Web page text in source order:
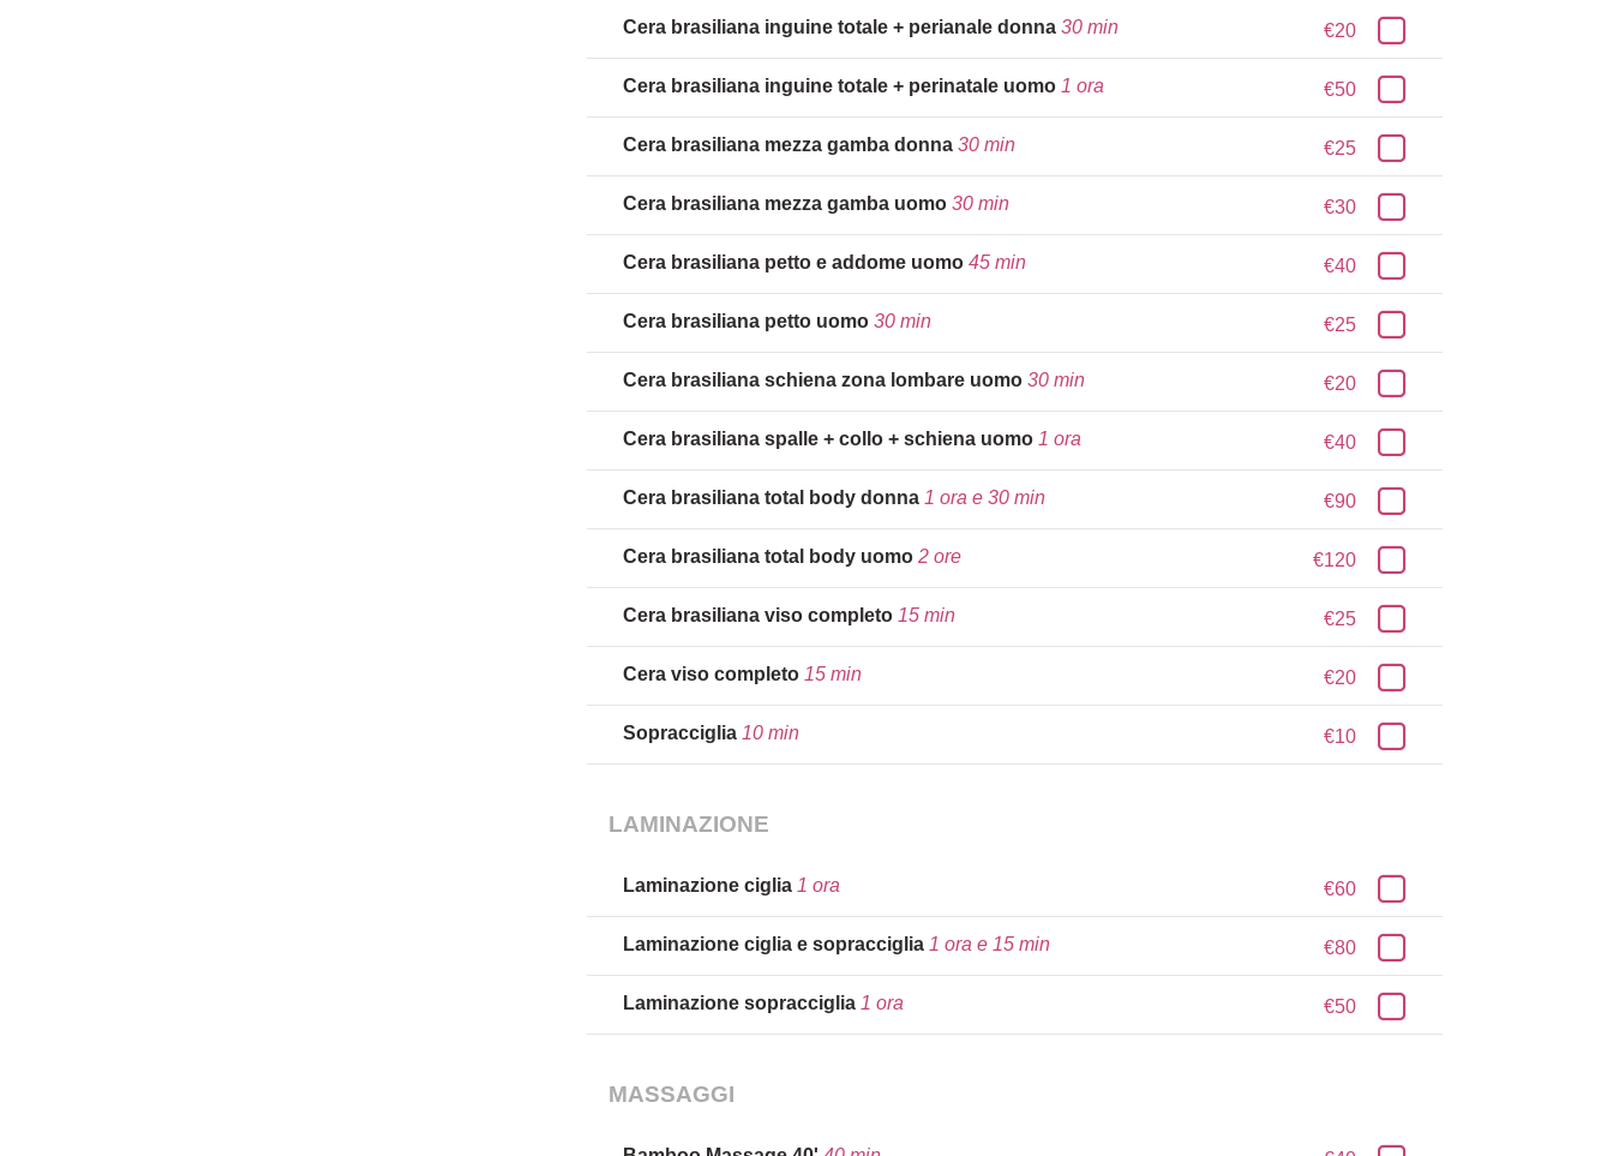
Cera brasiliana inguine totale + perianale donna 30 min €20
Cera brasiliana inguine totale + perinatale uomo 1 ora €50
Cera brasiliana mezza gamba donna 30 min €25
Cera brasiliana mezza gamba uomo 30 min €30
Cera brasiliana petto e addome uomo 45 min €40
Cera brasiliana petto uomo 30 min €25
Cera brasiliana schiena zona lombare uomo 30 min €20
Cera brasiliana spalle + collo + schiena uomo 1 ora €40
Cera brasiliana total body donna 1 ora e 30 min €90
Cera brasiliana total body uomo 2 ore €120
Cera brasiliana viso completo 15 min €25
Cera viso completo 15 min €20
Sopracciglia 10 min €10
LAMINAZIONE
Laminazione ciglia 1 ora €60
Laminazione ciglia e sopracciglia 1 ora e 15 min €80
Laminazione sopracciglia 1 ora €50
MASSAGGI